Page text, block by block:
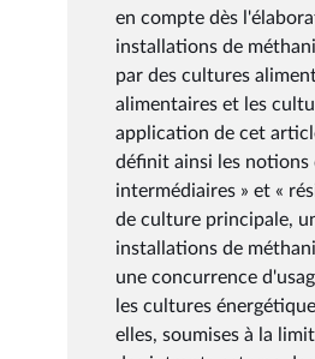
en compte dès
installations de
par des cultures
alimentaires et les
application de cet
définit ainsi les notions
intermédiaires » et «
de culture principale,
installations de
une concurrence
les cultures
elles, soumises à la